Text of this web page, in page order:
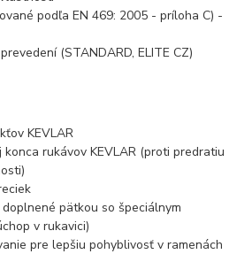
podľa EN 469: 2005 - príloha C) -
(STANDARD, ELITE CZ)
KEVLAR
rukávov KEVLAR (proti predratiu
pätkou so špeciálnym
v rukavici)
pre lepšiu pohyblivosť v ramenách